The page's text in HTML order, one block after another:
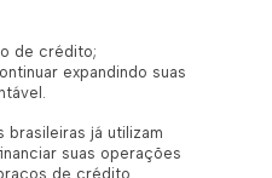
de crédito;
expandindo suas
brasileiras já utilizam
suas operações
de crédito.